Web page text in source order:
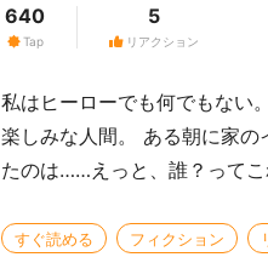
Tap
640
リアクション
5
私はヒーローでも何でもない
楽しみな人間。 ある朝に家
たのは……えっと、誰？ってこ
すぐ読める フィクション